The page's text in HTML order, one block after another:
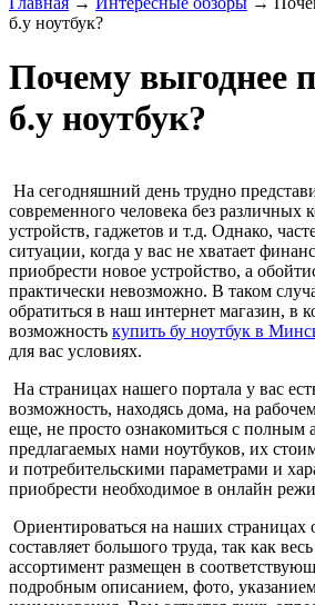
б.у ноутбук?
Почему выгоднее
б.у ноутбук?
На сегодняшний день трудно
современного человека без различных
устройств, гаджетов и т.д. Однако,
ситуации, когда у вас не хватает
приобрести новое устройство, а
практически невозможно. В таком
обратиться в наш интернет магазин, в
возможность купить бу ноутбук в
для вас условиях.
На страницах нашего портала у вас
возможность, находясь дома, на
еще, не просто ознакомиться с полным
предлагаемых нами ноутбуков, их
и потребительскими параметрами и
приобрести необходимое в онлайн
Ориентироваться на наших страницах
составляет большого труда, так как
ассортимент размещен в
подробным описанием, фото,